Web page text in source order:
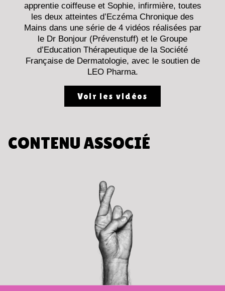
apprentie coiffeuse et Sophie, infirmière, toutes
les deux atteintes d’Eczéma Chronique des
Mains dans une série de 4 vidéos réalisées par
le Dr Bonjour (Prévenstuff) et le Groupe
d’Education Thérapeutique de la Société
Française de Dermatologie, avec le soutien de
LEO Pharma.
Voir les vidéos
CONTENU ASSOCIÉ